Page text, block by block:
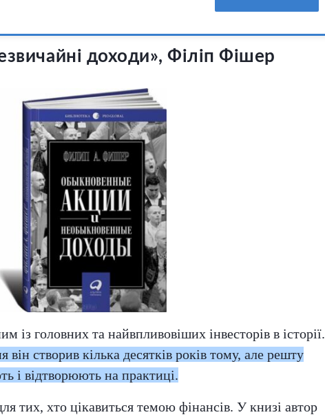
доходи», Філіп Фішер
із головних та найвпливовіших інвесторів в історії.
створив кілька десятків років тому, але решту
і відтворюють на практиці.
тих, хто цікавиться темою фінансів. У книзі автор